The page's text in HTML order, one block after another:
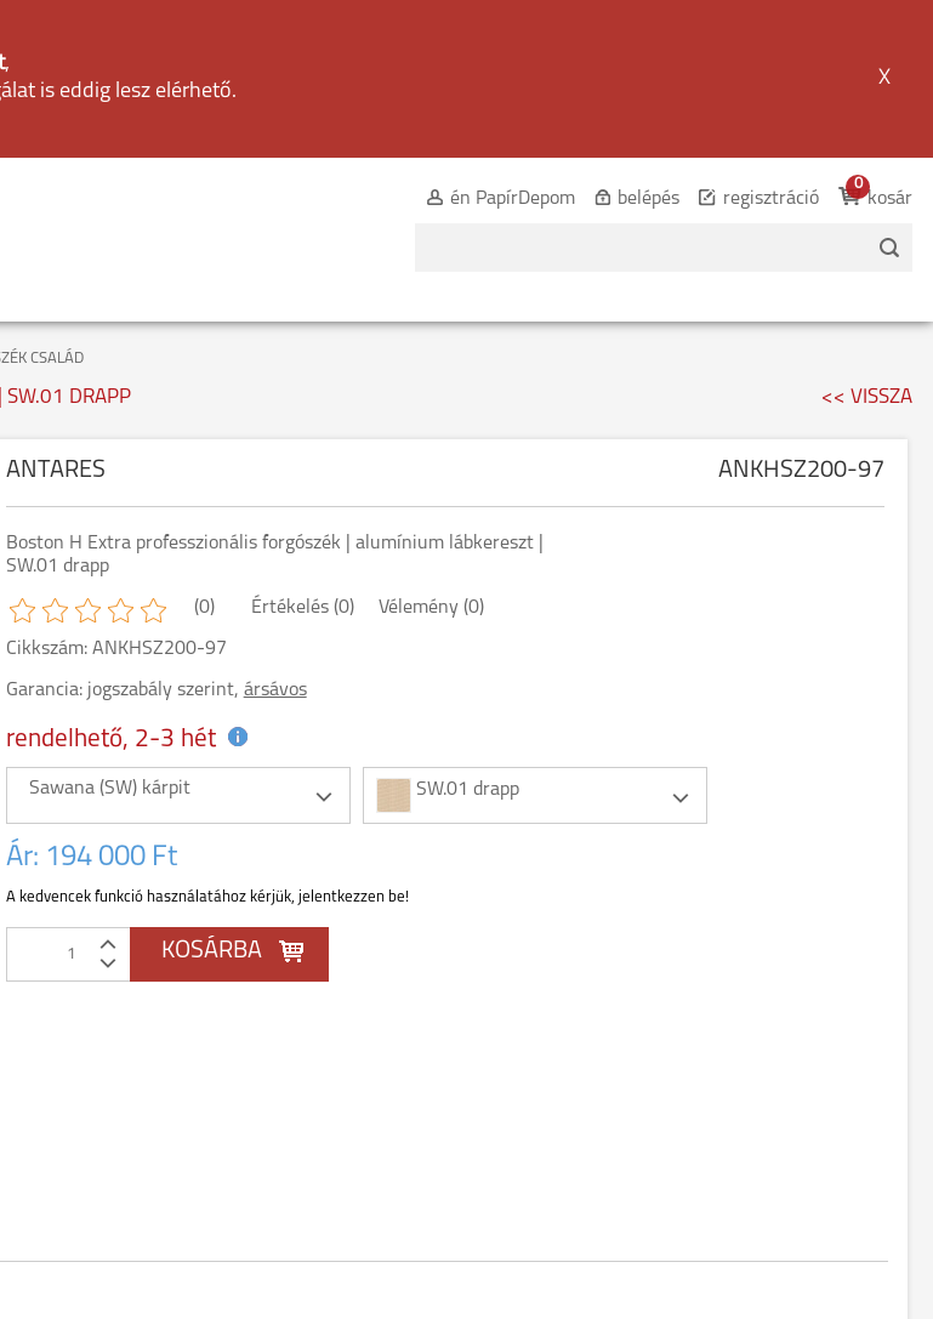
,
is eddig lesz elérhető.
X
én PapírDepom belépés regisztráció kosár
0
CSALÁD
SW.01 DRAPP << VISSZA
ANTARES ANKHSZ200-97
Boston H Extra professzionális forgószék | alumínium lábkereszt |
SW.01 drapp
(0) Értékelés (0) Vélemény (0)
Cikkszám: ANKHSZ200-97
Garancia: jogszabály szerint, ársávos
rendelhető, 2-3 hét
Sawana (SW) kárpit SW.01 drapp
Ár: 194 000 Ft
A kedvencek funkció használatához kérjük, jelentkezzen be!